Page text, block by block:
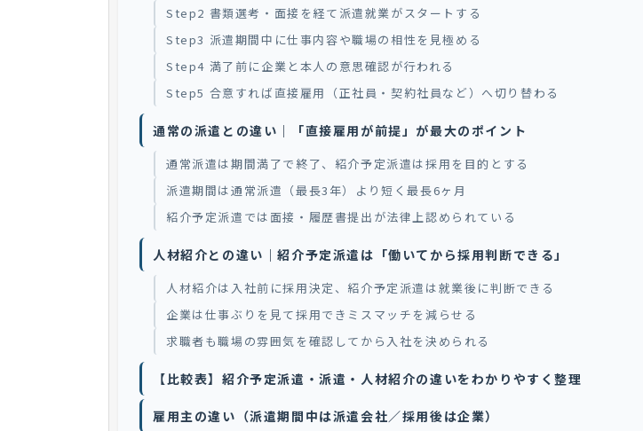
Step2 書類選考・面接を経て派遣就業がスタートする
Step3 派遣期間中に仕事内容や職場の相性を見極める
Step4 満了前に企業と本人の意思確認が行われる
Step5 合意すれば直接雇用（正社員・契約社員など）へ切り替わる
通常の派遣との違い｜「直接雇用が前提」が最大のポイント
通常派遣は期間満了で終了、紹介予定派遣は採用を目的とする
派遣期間は通常派遣（最長3年）より短く最長6ヶ月
紹介予定派遣では面接・履歴書提出が法律上認められている
人材紹介との違い｜紹介予定派遣は「働いてから採用判断できる」
人材紹介は入社前に採用決定、紹介予定派遣は就業後に判断できる
企業は仕事ぶりを見て採用できミスマッチを減らせる
求職者も職場の雰囲気を確認してから入社を決められる
【比較表】紹介予定派遣・派遣・人材紹介の違いをわかりやすく整理
雇用主の違い（派遣期間中は派遣会社／採用後は企業）